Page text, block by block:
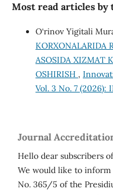
Most read articles by
O‘rinov Yigitali
KORXONALARIDA
ASOSIDA XIZMAT
OSHIRISH ,
Vol. 3 No. 7 (2026):
Journal
Hello dear subscribers
We would like to inform
No. 365/5 of the